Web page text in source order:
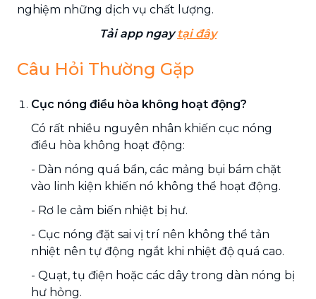
nghiệm những dịch vụ chất lượng.
Tải app ngaytại đây
Câu Hỏi Thường Gặp
Cục nóng điều hòa không hoạt động?
Có rất nhiều nguyên nhân khiến cục nóng
điều hòa không hoạt động:
- Dàn nóng quá bẩn, các mảng bụi bám chặt
vào linh kiện khiến nó không thể hoạt động.
- Rơ le cảm biến nhiệt bị hư.
- Cục nóng đặt sai vị trí nên không thể tản
nhiệt nên tự động ngắt khi nhiệt độ quá cao.
- Quạt, tụ điện hoặc các dây trong dàn nóng bị
hư hỏng.